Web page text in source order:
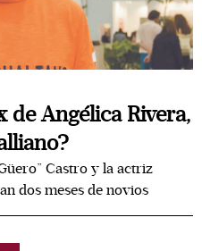
de Angélica Rivera,
Castro y la actriz
dos meses de novios